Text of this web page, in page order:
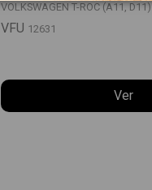
VOLKSWAGEN T-ROC (A11, D11)
VFU 12631
Ver